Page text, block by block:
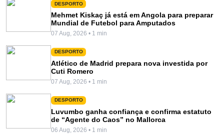
DESPORTO
Mehmet Kiskaç já está em Angola para preparar
Mundial de Futebol para Amputados
07 Aug, 2026 • 1 min
DESPORTO
Atlético de Madrid prepara nova investida por
Cuti Romero
07 Aug, 2026 • 1 min
DESPORTO
Luvumbo ganha confiança e confirma estatuto
de “Agente do Caos” no Mallorca
06 Aug, 2026 • 1 min